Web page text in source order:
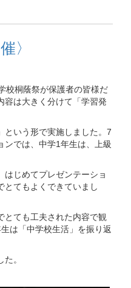
〉
校桐蔭祭が保護者の皆様だ
容は大きく分けて「学習発
という形で実施しました。7
ンでは、中学1年生は、上級
じめてプレゼンテーショ
とてもよくできていまし
とても工夫された内容で観
は「中学校生活」を振り返
。